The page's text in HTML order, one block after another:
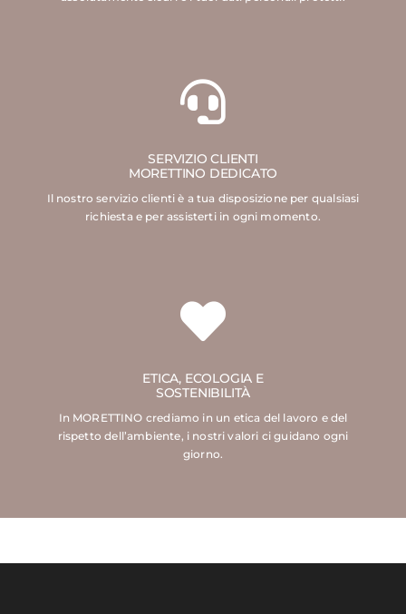
SERVIZIO CLIENTI
MORETTINO DEDICATO
Il nostro servizio clienti è a tua disposizione per qualsiasi
richiesta e per assisterti in ogni momento.
ETICA, ECOLOGIA E
SOSTENIBILITÀ
In MORETTINO crediamo in un etica del lavoro e del
rispetto dell’ambiente, i nostri valori ci guidano ogni
giorno.